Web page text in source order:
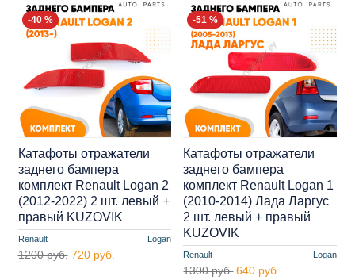
-40 %
Renault Logan
Катафоты отражатели
заднего бампера
комплект Renault Logan 2
(2012-2022) 2 шт. левый +
правый KUZOVIK
1200 руб. 720 руб.
-51 %
Renault Logan
Катафоты отражатели
заднего бампера
комплект Renault Logan 1
(2010-2014) Лада Ларгус
2 шт. левый + правый
KUZOVIK
1300 руб. 640 руб.